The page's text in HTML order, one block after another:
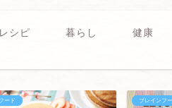
レシピ 暮らし 健康
ード ブレインフ